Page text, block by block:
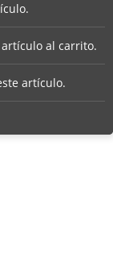
al carrito.
artículo.